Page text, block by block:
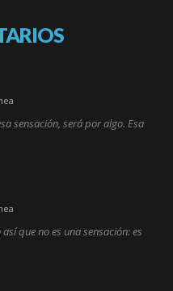
sensación, será por algo. Esa
que no es una sensación: es